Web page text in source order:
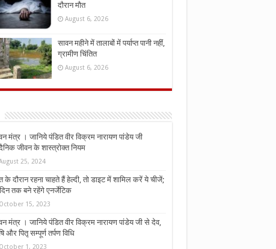
दौरान मौत
August 6, 2026
सावन महीने में तालाबों में पर्याप्त पानी नहीं,
ग्रामीण चिंतित
August 6, 2026
मंत्र । जानिये पंडित वीर विक्रम नारायण पांडेय जी
जीवन के शास्त्रोक्त नियम
25, 2024
के दौरान रहना चाहते हैं हेल्दी, तो डाइट में शामिल करें ये चीजें;
तक बने रहेंगे एनर्जेटिक
October 15, 2023
मंत्र । जानिये पंडित वीर विक्रम नारायण पांडेय जी से देव,
और पितृ सम्पूर्ण तर्पण विधि
October 1, 2023